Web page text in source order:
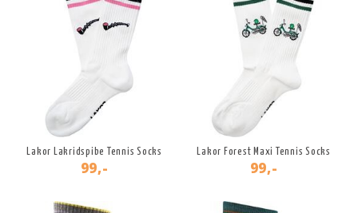
Lakor Lakridspibe Tennis Socks
99,-
Lakor Forest Maxi Tennis Socks
99,-